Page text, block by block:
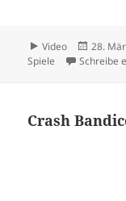
Format
Video
am
28.
Spiele
Schreibe
Crash